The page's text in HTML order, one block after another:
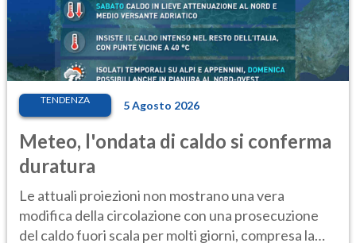
TENDENZA 5 Agosto 2026
Meteo, l'ondata di caldo si conferma
duratura
Le attuali proiezioni non mostrano una vera
modifica della circolazione con una prosecuzione
del caldo fuori scala per molti giorni, compresa la